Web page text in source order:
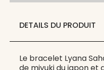
DETAILS DU PRODUIT
Le bracelet Lyana
de miyuki du japon et